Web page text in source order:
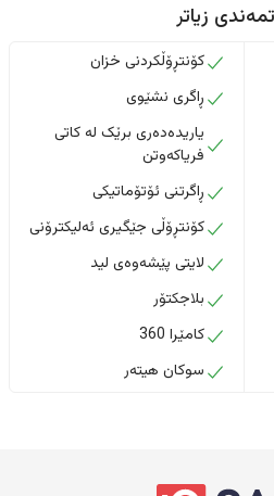
زیاتر
کۆنتڕۆڵکردنی خزان
ڕاگری نشێوی
یاریدەدەری برێک لە کاتی
فریاکەوتن
ڕاگرتنی ئۆتۆماتیکی
کۆنتڕۆڵی جێگیری ئەلیکترۆنی
لایتی پێشەوەی لید
بلاجکتۆر
کامێرا 360
سوکان هیتەر